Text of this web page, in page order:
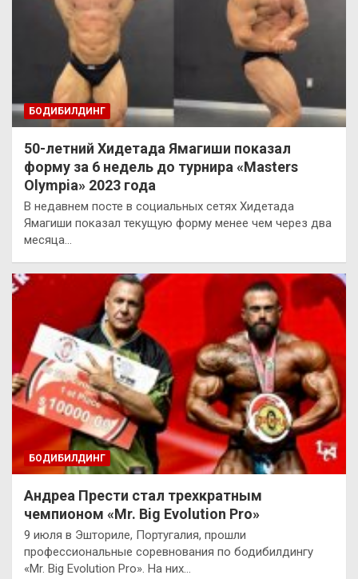
БОДИБИЛДИНГ
50-летний Хидетада Ямагиши показал
форму за 6 недель до турнира «Masters
Olympia» 2023 года
В недавнем посте в социальных сетях Хидетада
Ямагиши показал текущую форму менее чем через два
месяца…
БОДИБИЛДИНГ
Андреа Прести стал трехкратным
чемпионом «Mr. Big Evolution Pro»
9 июля в Эшториле, Португалия, прошли
профессиональные соревнования по бодибилдингу
«Mr. Big Evolution Pro». На них…